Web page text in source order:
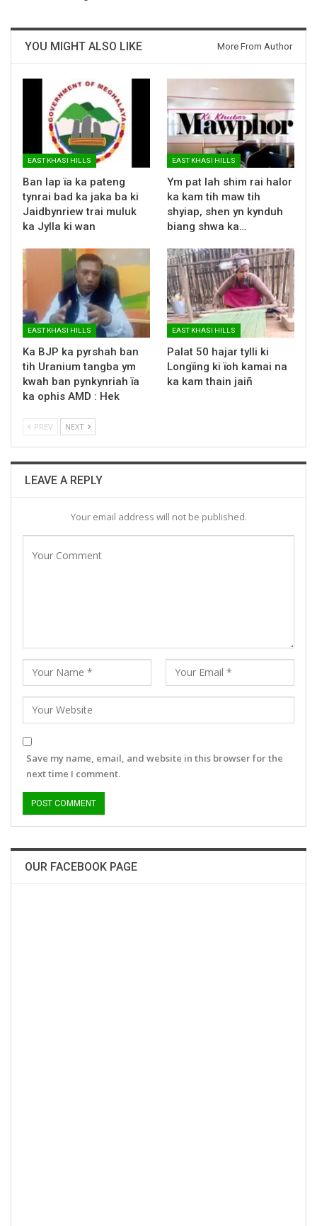
YOU MIGHT ALSO LIKE More From Author
EAST KHASI HILLS
Ban lap ïa ka pateng
tynrai bad ka jaka ba ki
Jaidbynriew trai muluk
ka Jylla ki wan
EAST KHASI HILLS
Ym pat lah shim rai halor
ka kam tih maw tih
shyiap, shen yn kynduh
biang shwa ka…
EAST KHASI HILLS
Ka BJP ka pyrshah ban
tih Uranium tangba ym
kwah ban pynkynriah ïa
ka ophis AMD : Hek
EAST KHASI HILLS
Palat 50 hajar tylli ki
Longïing ki ïoh kamai na
ka kam thain jaiñ
PREV NEXT
LEAVE A REPLY
Your email address will not be published.
Save my name, email, and website in this browser for the
next time I comment.
OUR FACEBOOK PAGE